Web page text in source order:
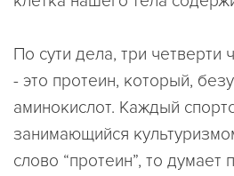
По сути дела, три четверти
- это протеин, который,
аминокислот. Каждый
занимающийся
слово “протеин”, то